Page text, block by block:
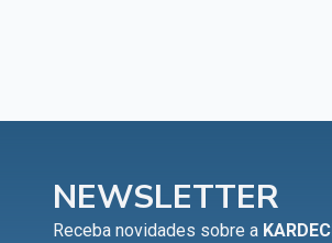
Capítulo XV — Fora da caridade
NEWSLETTER
Receba novidades sobre a